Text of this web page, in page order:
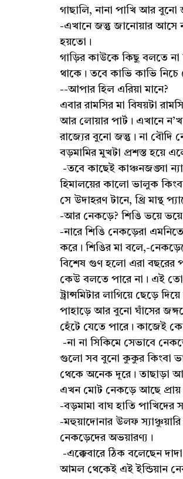
গাছালি, নানা পাখি আর
-এখানে জন্তু জানোয়ার আসে
হয়তো।
গাড়ির কাউকে কিছু বলতে না
থাকে। তবে কাভি কাভি
--আপার হিল এরিয়া মানে?
এবার রামসির মা বিষয়টা
আর লোয়ার পার্ট। এখানে
রাজ্যের বুনো জন্তু। না বৌদি
বড়মামির মুখটা প্রশস্ত হয়ে
-তবে কাছেই কাঞ্চনজঙ্ঘা
হিমালয়ের কালো ভালুক
সে উদাহরণ টানে, থ্রি মান্থ
-আর নেকড়ে? শিঙি ভয়ে
-নারে শিঙি নেকড়েরা
করে। শিঙির মা বলে,-
বিশেষ গুণ হলো এরা বছরের
কেউ বলতে পারে না। এই তো
ট্রান্সমিটার লাগিয়ে ছেড়ে
পাহাড়ে আর বুনো ঘাঁসের
হেঁটে যেতে পারে। কাজেই
-না না সিকিমে সেভাবে
গুলো সব বুনো কুকুর কিংবা
থেকে অনেক দূরে। তাছাড়া
এখন মোট নেকড়ে আছে প্রায়
-বড়মামা বাঘ হাতি পাখিদের
-মহুয়াদোনার উলফ
নেকড়েদের অভয়ারণ্য।
-এক্কেবারে ঠিক বলেছেন
আমল থেকেই এই ইন্ডিয়ান